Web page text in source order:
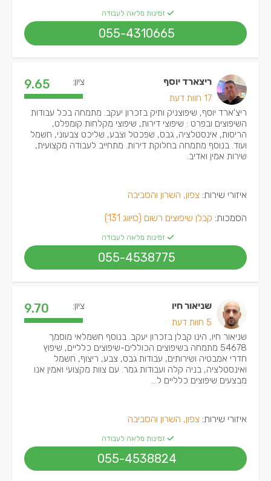
זמינות מלאה לעבודה
055-4310665
ריצארד יוסף
17 חוות דעת
ציון: 9.65
ריצ'ארד יוסף, שיפוצניק ותיק בזכרון יעקב. מתמחה בכל עבודות
השיפוצים ובפרט : שיפוצי דירות, שיפוצי מקלחות קומפלט,
הריסות, אינסטלציה, גבס, שפכטל וצבע, שליכט צבעוני, חשמל
ועוד. בנוסף מתמחה בחלוקת דירות. מתחייב לעבודה מקצועית,
שירות אמין ואדיב.
איזורי שירות: צפון, השרון והסביבה
הסמכות: קבלן שיפוצים רשום (סיווג 131)
זמינות מלאה לעבודה
055-4538775
שניאור חיו
5 חוות דעת
ציון: 9.70
שניאור חיו, הינו קבלן בזכרון יעקב. בנוסף חשמלאי מוסמך
54678 מתמחה בשיפוצים הכוללים-שיפוצים כלליים, שיפוץ
חדרי אמבטיה ושירותים, עבודות גבס, צבע, ריצוף, חשמל
ואינסטלציה, בניה קלה ועבודות גמר. עם צוות מקצועי ואמין אנו
מבצעים שיפוצים כלליים ל...
איזורי שירות: צפון, השרון והסביבה
זמינות מלאה לעבודה
055-4538824